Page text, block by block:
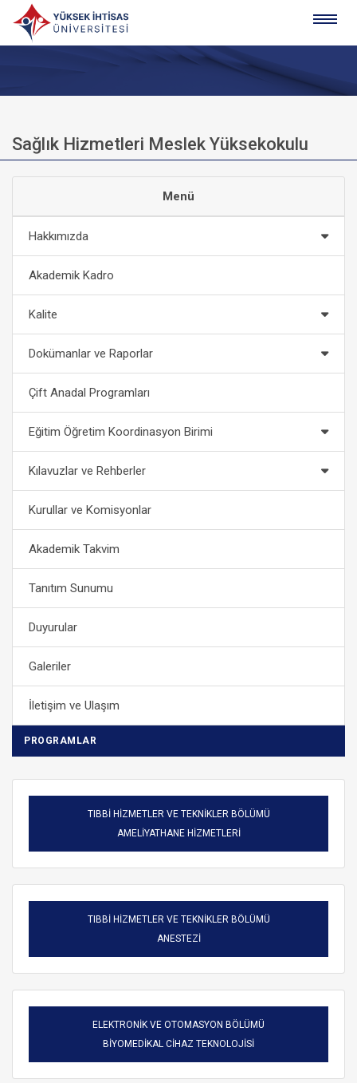
Sağlık Hizmetleri Meslek Yüksekokulu
Menü
Hakkımızda
Akademik Kadro
Kalite
Dokümanlar ve Raporlar
Çift Anadal Programları
Eğitim Öğretim Koordinasyon Birimi
Kılavuzlar ve Rehberler
Kurullar ve Komisyonlar
Akademik Takvim
Tanıtım Sunumu
Duyurular
Galeriler
İletişim ve Ulaşım
PROGRAMLAR
TIBBİ HİZMETLER VE TEKNİKLER BÖLÜMÜ
AMELİYATHANE HİZMETLERİ
TIBBİ HİZMETLER VE TEKNİKLER BÖLÜMÜ
ANESTEZİ
ELEKTRONİK VE OTOMASYON BÖLÜMÜ
BİYOMEDİKAL CİHAZ TEKNOLOJİSİ